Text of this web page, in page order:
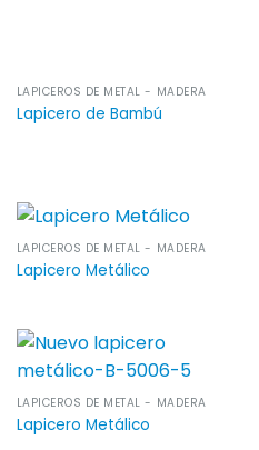
LAPICEROS DE METAL - MADERA
Lapicero de Bambú
LAPICEROS DE METAL - MADERA
Lapicero Metálico
LAPICEROS DE METAL - MADERA
Lapicero Metálico